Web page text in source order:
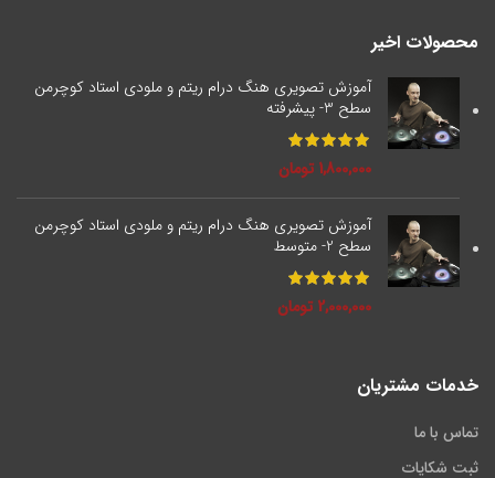
محصولات اخیر
آموزش تصویری هنگ درام ریتم و ملودی استاد کوچرمن
سطح 3- پیشرفته
1,800,000 تومان
آموزش تصویری هنگ درام ریتم و ملودی استاد کوچرمن
سطح 2- متوسط
2,000,000 تومان
خدمات مشتریان
تماس با ما
ثبت شکایات